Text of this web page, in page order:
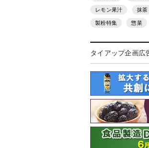
レモン果汁 抹茶
製粉特集 惣菜
タイアップ企画広